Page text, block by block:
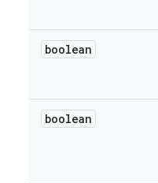
boolean
boolean